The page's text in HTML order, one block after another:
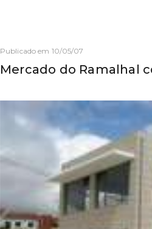
Publicado em 10/05/07
Mercado do Ramalhal